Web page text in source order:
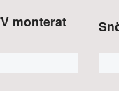
monterat